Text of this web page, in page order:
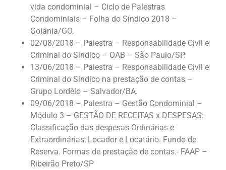
vida condominial – Ciclo de Palestras
Condominiais – Folha do Síndico 2018 –
Goiânia/GO.
02/08/2018 – Palestra – Responsabilidade Civil e
Criminal do Síndico – OAB – São Paulo/SP.
13/06/2018 – Palestra – Responsabilidade Civil e
Criminal do Síndico na prestação de contas –
Grupo Lordêlo – Salvador/BA.
09/06/2018 – Palestra – Gestão Condominial –
Módulo 3 – GESTÃO DE RECEITAS x DESPESAS:
Classificação das despesas Ordinárias e
Extraordinárias; Locador e Locatário. Fundo de
Reserva. Formas de prestação de contas.- FAAP –
Ribeirão Preto/SP